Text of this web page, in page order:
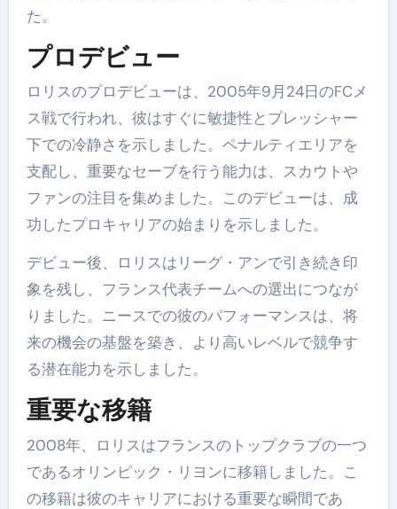
た。
プロデビュー
ロリスのプロデビューは、2005年9月24日のFCメ
ス戦で行われ、彼はすぐに敏捷性とプレッシャー
下での冷静さを示しました。ペナルティエリアを
支配し、重要なセーブを行う能力は、スカウトや
ファンの注目を集めました。このデビューは、成
功したプロキャリアの始まりを示しました。
デビュー後、ロリスはリーグ・アンで引き続き印
象を残し、フランス代表チームへの選出につなが
りました。ニースでの彼のパフォーマンスは、将
来の機会の基盤を築き、より高いレベルで競争す
る潜在能力を示しました。
重要な移籍
2008年、ロリスはフランスのトップクラブの一つ
であるオリンピック・リヨンに移籍しました。こ
の移籍は彼のキャリアにおける重要な瞬間であ